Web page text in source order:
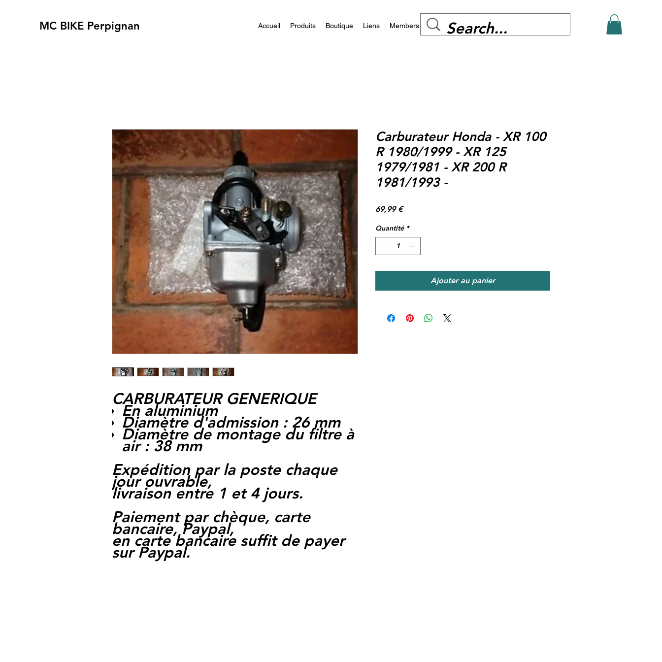
MC BIKE Perpignan Accueil Produits Boutique Liens Members
CARBURATEUR GENERIQUE
En aluminium
Diamètre d'admission : 26 mm
Diamètre de montage du filtre à
air : 38 mm
Expédition par la poste chaque
jour ouvrable,
livraison entre 1 et 4 jours.
Paiement par chèque, carte
bancaire, Paypal,
en carte bancaire suffit de payer
sur Paypal.
Carburateur Honda - XR 100
R 1980/1999 - XR 125
1979/1981 - XR 200 R
1981/1993 -
69,99 €Prix
Quantité *
Ajouter au panier